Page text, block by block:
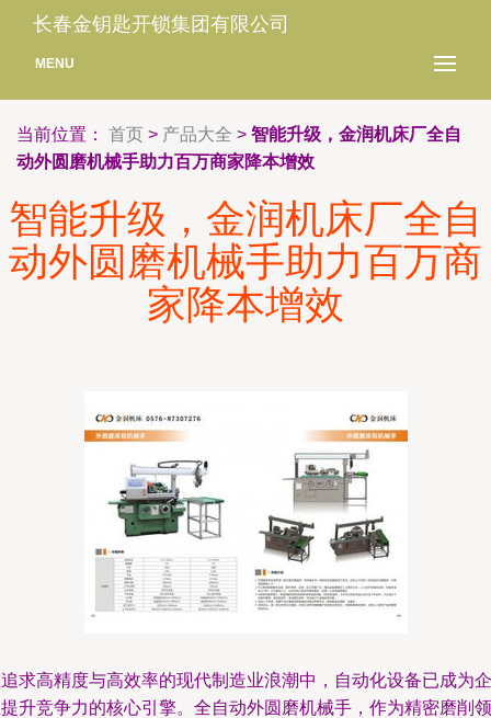
长春金钥匙开锁集团有限公司
MENU
当前位置： 首页 > 产品大全 > 智能升级，金润机床厂全自
动外圆磨机械手助力百万商家降本增效
智能升级，金润机床厂全自
动外圆磨机械手助力百万商
家降本增效
求高精度与高效率的现代制造业浪潮中，自动化设备已成为企
升竞争力的核心引擎。全自动外圆磨机械手，作为精密磨削领